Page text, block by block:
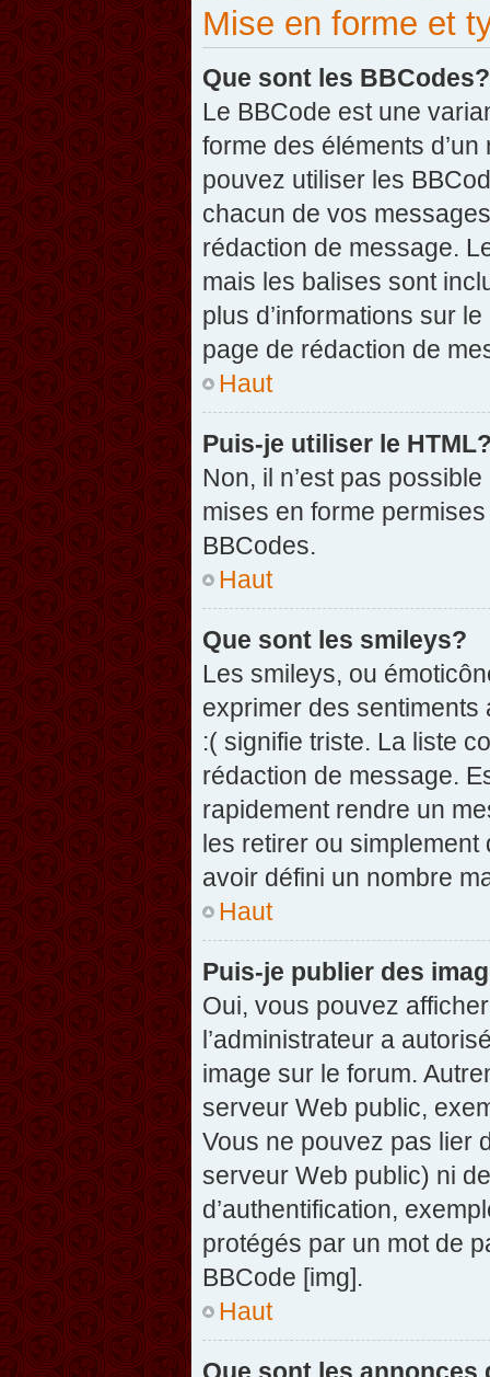
Mise en forme et
Que sont les BBCodes?
Le BBCode est une
forme des éléments
pouvez utiliser les
chacun de vos
rédaction de message.
mais les balises sont
plus d’informations sur
page de rédaction de
Haut
Puis-je utiliser le
Non, il n’est pas
mises en forme
BBCodes.
Haut
Que sont les smileys?
Les smileys, ou
exprimer des
:( signifie triste. La liste
rédaction de message.
rapidement rendre un
les retirer ou simplement
avoir défini un nombre
Haut
Puis-je publier des
Oui, vous pouvez
l’administrateur a
image sur le forum.
serveur Web public,
Vous ne pouvez pas lier
serveur Web public) ni
d’authentification,
protégés par un mot de
BBCode [img].
Haut
Que sont les annonces